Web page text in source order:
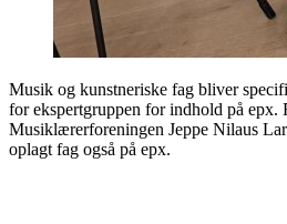
Musik og kunstneriske fag bliver
for ekspertgruppen for indhold på epx.
Musiklærerforeningen Jeppe Nilaus
oplagt fag også på epx.